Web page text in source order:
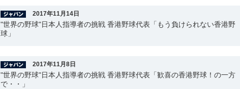
2017年11月14日
"世界の野球"日本人指導者の挑戦 香港野球代表「もう負けられない香港野
球」
2017年11月8日
"世界の野球"日本人指導者の挑戦 香港野球代表「歓喜の香港野球！の一方
で・・」